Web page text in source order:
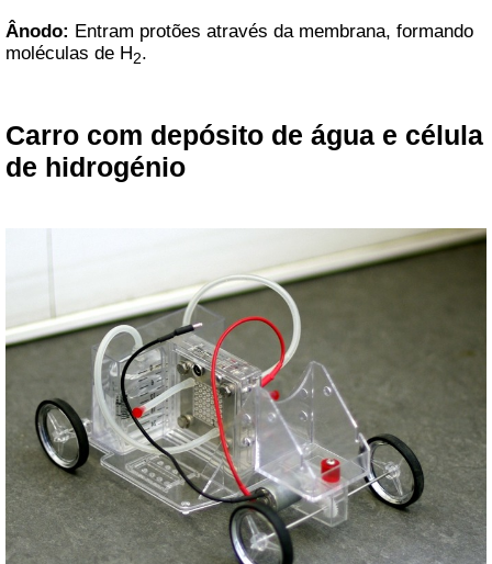
Ânodo: Entram protões através da membrana, formando
moléculas de H2.
Carro com depósito de água e célula
de hidrogénio